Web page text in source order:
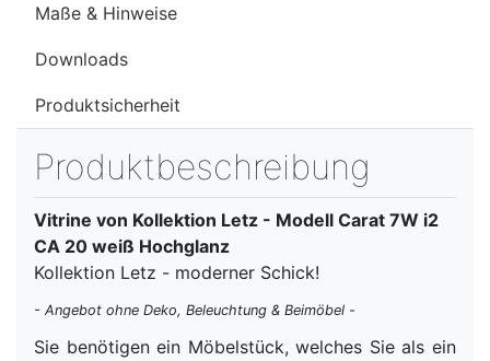
Maße & Hinweise
Downloads
Produktsicherheit
Produktbeschreibung
Vitrine von Kollektion Letz - Modell Carat 7W i2
CA 20 weiß Hochglanz
Kollektion Letz - moderner Schick!
- Angebot ohne Deko, Beleuchtung & Beimöbel -
Sie benötigen ein Möbelstück, welches Sie als ein